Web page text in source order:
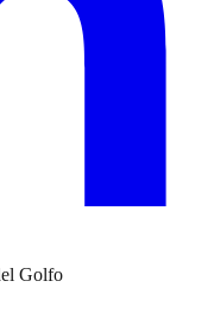
Golfo